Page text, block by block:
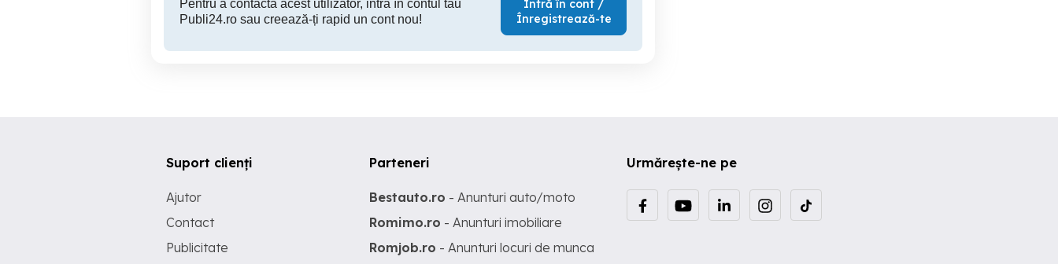
Pentru a contacta acest utilizator, intră în contul tău
Publi24.ro sau creează-ți rapid un cont nou!
Intră în cont /
Înregistrează-te
Urmărește-ne pe
Suport clienți
Ajutor
Contact
Publicitate
Parteneri
Bestauto.ro - Anunturi auto/moto
Romimo.ro - Anunturi imobiliare
Romjob.ro - Anunturi locuri de munca